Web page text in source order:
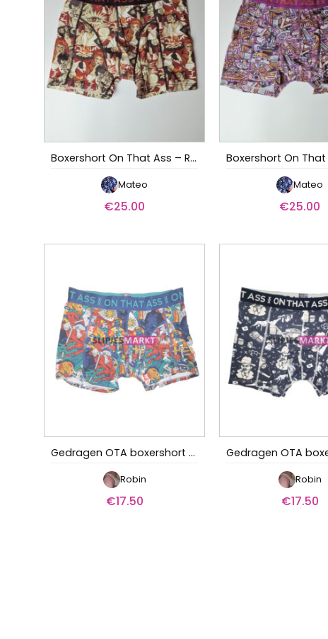
Boxershort On That Ass – Romani
Mateo
€25.00
Mateo
€25.00
Gedragen OTA boxershort – Dappere ridder
Robin
€17.50
Robin
€17.50